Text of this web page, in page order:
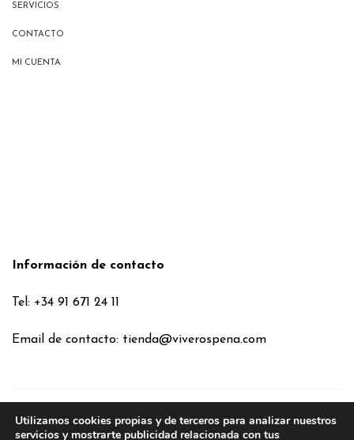
SERVICIOS
CONTACTO
MI CUENTA
Información de contacto
Tel: +34 91 671 24 11
Email de contacto: tienda@viverospena.com
Condiciones generales
Utilizamos cookies propias y de terceros para analizar nuestros
servicios y mostrarte publicidad relacionada con tus